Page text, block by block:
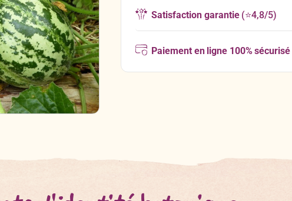
Satisfaction garantie(⭐4,8/5)
Paiement en ligne 100% sécurisé